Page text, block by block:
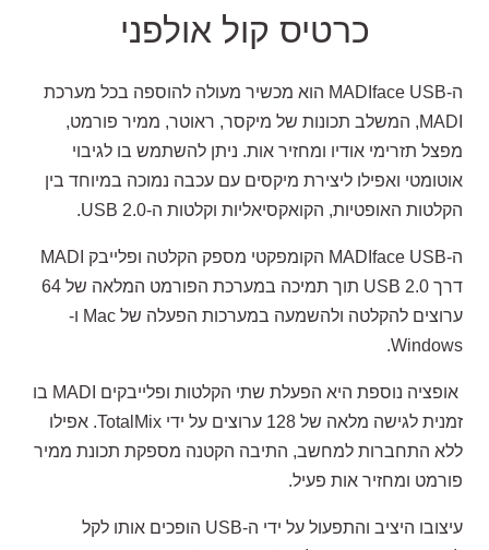
כרטיס קול אולפני
ה-MADIface USB הוא מכשיר מעולה להוספה בכל מערכת
MADI, המשלב תכונות של מיקסר, ראוטר, ממיר פורמט,
מפצל תזרימי אודיו ומחזיר אות. ניתן להשתמש בו לגיבוי
אוטומטי ואפילו ליצירת מיקסים עם עכבה נמוכה במיוחד בין
הקלטות האופטיות, הקואקסיאליות וקלטות ה-USB 2.0.
ה-MADIface USB הקומפקטי מספק הקלטה ופלייבק MADI
דרך USB 2.0 תוך תמיכה במערכת הפורמט המלאה של 64
ערוצים להקלטה ולהשמעה במערכות הפעלה של Mac ו-
Windows.
אופציה נוספת היא הפעלת שתי הקלטות ופלייבקים MADI בו
זמנית לגישה מלאה של 128 ערוצים על ידי TotalMix. אפילו
ללא התחברות למחשב, התיבה הקטנה מספקת תכונת ממיר
פורמט ומחזיר אות פעיל.
עיצובו היציב והתפעול על ידי ה-USB הופכים אותו לקל